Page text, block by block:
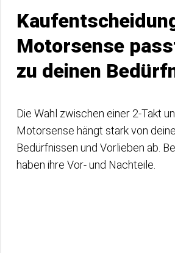
Motorsense
zu deinen
Die Wahl zwischen einer 2-Takt
Motorsense hängt stark von
Bedürfnissen und Vorlieben ab.
haben ihre Vor- und Nachteile.